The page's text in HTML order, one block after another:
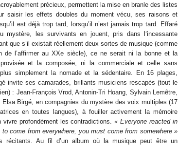
précieux, permettent la mise en branle des listes
saisir les effets doubles du moment vécu, ses raisons et
est déjà trop tard, lorsqu’il n’est jamais trop tard. Effaré
mystère, les survivants en jouent, pris dans l‘incessante
que s’il existait réellement deux sortes de musique (comme
de l’affirmer au XXe siècle), ce ne serait ni la bonne et la
et la composée, ni la commerciale et celle sans
simplement la nomade et la sédentaire. En 16 plages,
invite ses camarades, brillants musiciens rescapés (tout le
: Jean-François Vrod, Antonin-Tri Hoang, Sylvain Lemêtre,
Elsa Birgé, en compagnies du mystère des voix multiples (17
en toutes langues), à fouiller activement la mémoire
vivre profondément les contradictions.« Everyone reacted in
come from everywhere, you must come from somewhere »
récitants. Au fil d’un album où la musique peut être un